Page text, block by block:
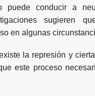
conducir a
sugieren
en algunas
la represión y
este proceso